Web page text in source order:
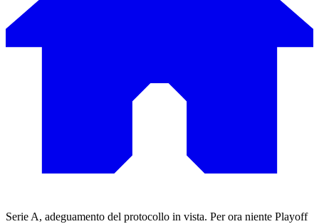
Serie A, adeguamento del protocollo in vista. Per ora niente Playoff